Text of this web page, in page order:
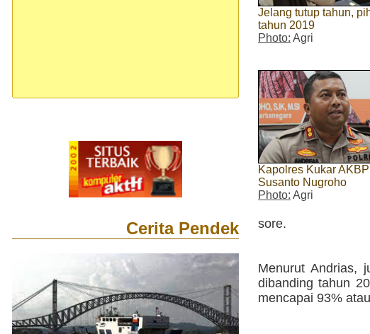
Cerita Pendek
Jelang tutup tahun,
tahun 2019
Photo: Agri
Kapolres Kukar
Susanto Nugroho
Photo: Agri
sore.
Menurut Andrias,
dibanding tahun
mencapai 93%